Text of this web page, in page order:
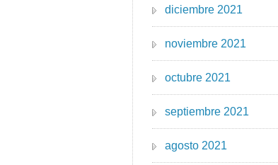
diciembre 2021
noviembre 2021
octubre 2021
septiembre 2021
agosto 2021